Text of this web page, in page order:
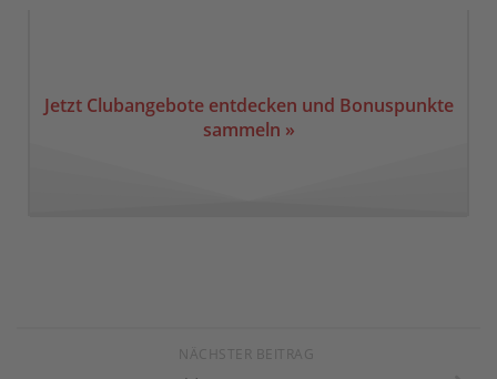
Jetzt Clubangebote entdecken und Bonuspunkte
sammeln »
NÄCHSTER BEITRAG